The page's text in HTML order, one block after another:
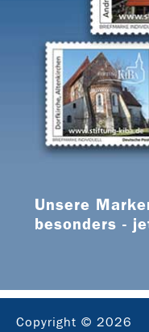
Unsere
besonders -
Copyright © 2026